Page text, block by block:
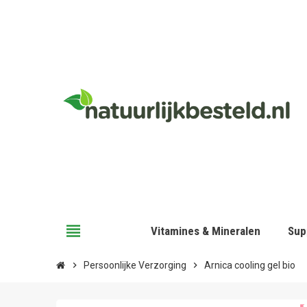
view_headline Vitamines & Mineralen
chevron_right Persoonlijke Verzorging chevron_right Arnica cooling gel bio